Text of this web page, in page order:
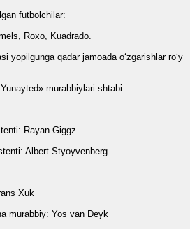
futbolchilar:
Roxo, Kuadrado.
yopilgunga qadar jamoada o‘zgarishlar ro‘y
murabbiylari shtabi
Rayan Giggz
Albert Styoyvenberg
Xuk
murabbiy: Yos van Deyk